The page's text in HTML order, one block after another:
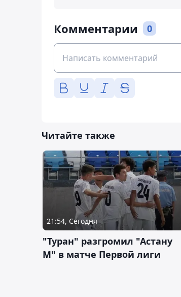
Комментарии 0
Читайте также
21:54, Сегодня
"Туран" разгромил "Астану
М" в матче Первой лиги